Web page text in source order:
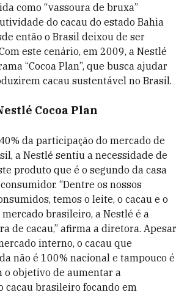
como “vassoura de bruxa”
do cacau do estado Bahia
então o Brasil deixou de ser
este cenário, em 2009, a Nestlé
“Cocoa Plan”, que busca ajudar
cacau sustentável no Brasil.
Cocoa Plan
da participação do mercado de
a Nestlé sentiu a necessidade de
produto que é o segundo da casa
“Dentre os nossos
temos o leite, o cacau e o
mercado brasileiro, a Nestlé é a
de cacau,” afirma a diretora. Apesar
interno, o cacau que
não é 100% nacional e tampouco é
o objetivo de aumentar a
cacau brasileiro focando em